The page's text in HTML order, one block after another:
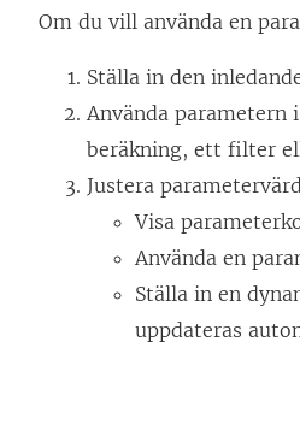
Om du vill använda en
Ställa in den
Använda parametern
beräkning, ett filter
Justera
Visa
Använda en
Ställa in en
uppdateras